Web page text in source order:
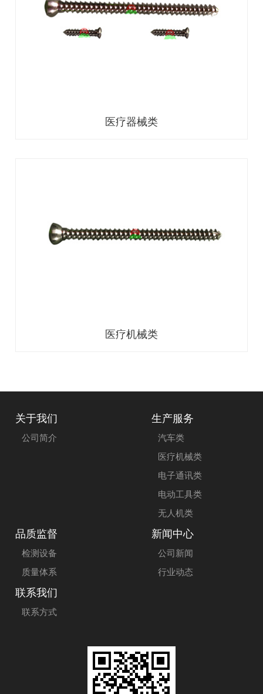
医疗器械类
医疗机械类
关于我们
公司简介
生产服务
汽车类
医疗机械类
电子通讯类
电动工具类
无人机类
品质监督
检测设备
质量体系
新闻中心
公司新闻
行业动态
联系我们
联系方式